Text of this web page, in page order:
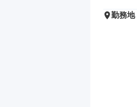
勤務地